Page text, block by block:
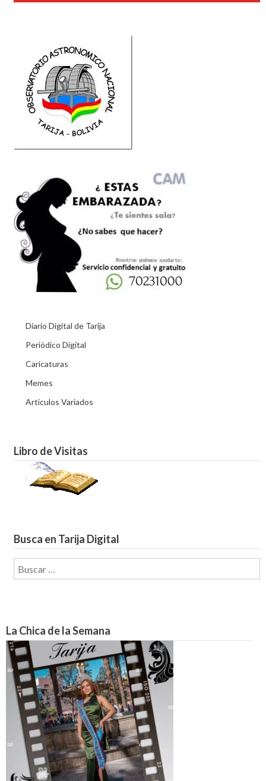
Diario Digital de Tarija
Periódico Digital
Caricaturas
Memes
Articulos Variados
Libro de Visitas
Busca en Tarija Digital
Buscar:
La Chica de la Semana